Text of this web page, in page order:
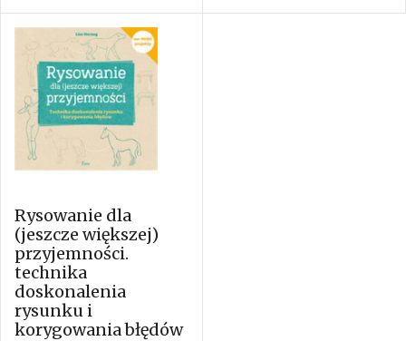
Rysowanie dla
(jeszcze większej)
przyjemności.
technika
doskonalenia
rysunku i
korygowania błędów